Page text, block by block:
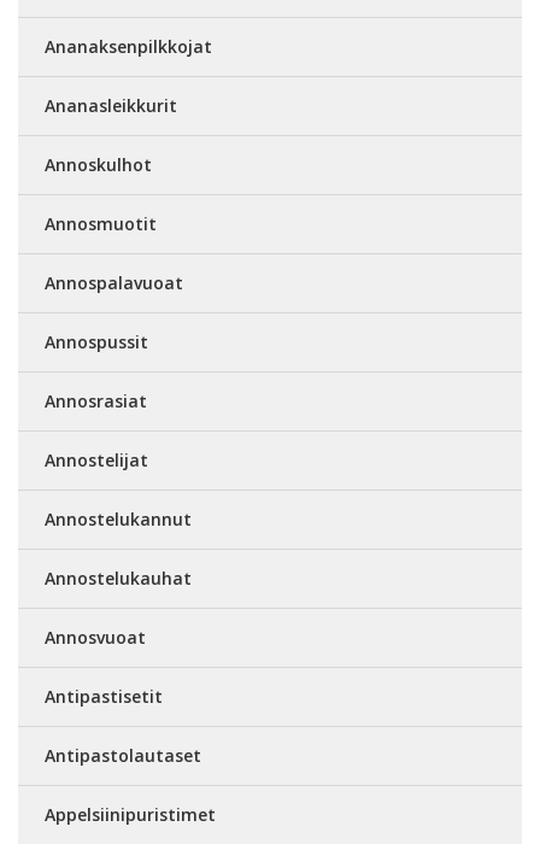
Ananaksenpilkkojat
Ananasleikkurit
Annoskulhot
Annosmuotit
Annospalavuoat
Annospussit
Annosrasiat
Annostelijat
Annostelukannut
Annostelukauhat
Annosvuoat
Antipastisetit
Antipastolautaset
Appelsiinipuristimet